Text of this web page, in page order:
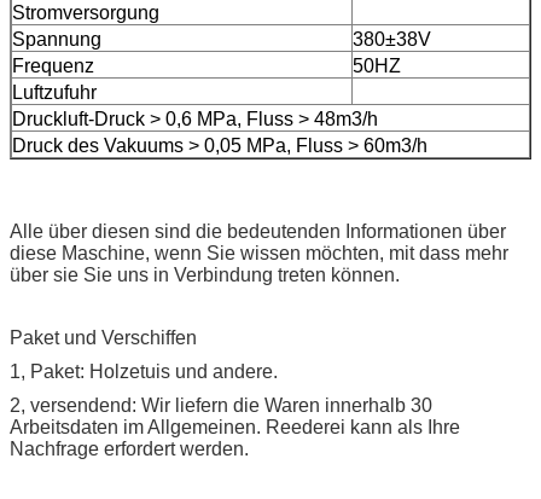
Stromversorgung
Spannung
380±38V
Frequenz
50HZ
Luftzufuhr
Druckluft-Druck > 0,6 MPa, Fluss > 48m3/h
Druck des Vakuums > 0,05 MPa, Fluss > 60m3/h
Alle über diesen sind die bedeutenden Informationen über
diese Maschine, wenn Sie wissen möchten, mit dass mehr
über sie Sie uns in Verbindung treten können.
Paket und Verschiffen
1, Paket: Holzetuis und andere.
2, versendend: Wir liefern die Waren innerhalb 30
Arbeitsdaten im Allgemeinen. Reederei kann als Ihre
Nachfrage erfordert werden.